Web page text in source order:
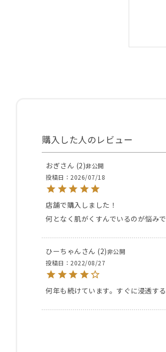
おぎ 2 非公開
投稿日
2026/07/18
店舗で購入しました！
何となく肌がくすんでいるのが悩み
ひーちゃん 2 非公開
投稿日
2022/08/27
何年も続けています。すぐに浸透す